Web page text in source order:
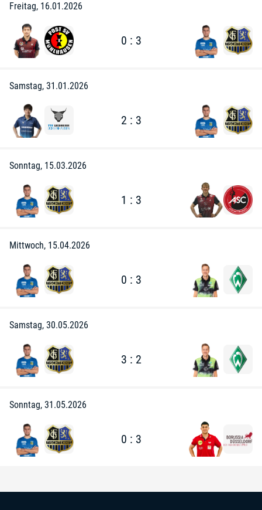
Freitag, 16.01.2026
0 : 3
Samstag, 31.01.2026
2 : 3
Sonntag, 15.03.2026
1 : 3
Mittwoch, 15.04.2026
0 : 3
Samstag, 30.05.2026
3 : 2
Sonntag, 31.05.2026
0 : 3